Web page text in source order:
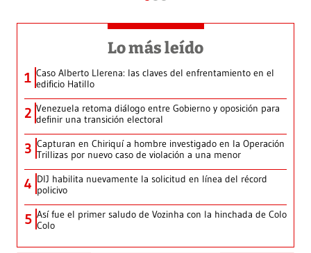
Lo más leído
1 Caso Alberto Llerena: las claves del enfrentamiento en el
edificio Hatillo
2 Venezuela retoma diálogo entre Gobierno y oposición para
definir una transición electoral
3 Capturan en Chiriquí a hombre investigado en la Operación
Trillizas por nuevo caso de violación a una menor
4 DIJ habilita nuevamente la solicitud en línea del récord
policivo
5 Así fue el primer saludo de Vozinha con la hinchada de Colo
Colo